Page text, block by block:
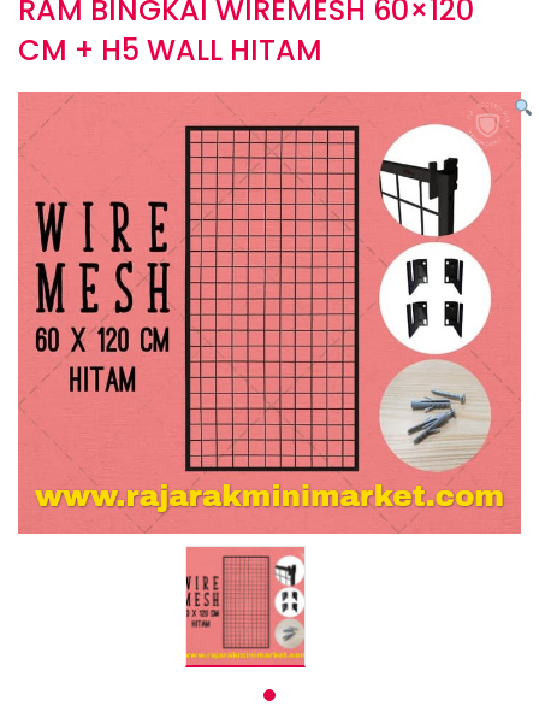
RAM BINGKAI WIREMESH 60×120
CM + H5 WALL HITAM